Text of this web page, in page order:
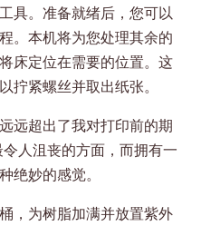
具。准备就绪后，您可以
。本机将为您处理其余的
床定位在需要的位置。这
拧紧螺丝并取出纸张。
远超出了我对打印前的期
人沮丧的方面，而拥有一
绝妙的感觉。
，为树脂加满并放置紫外